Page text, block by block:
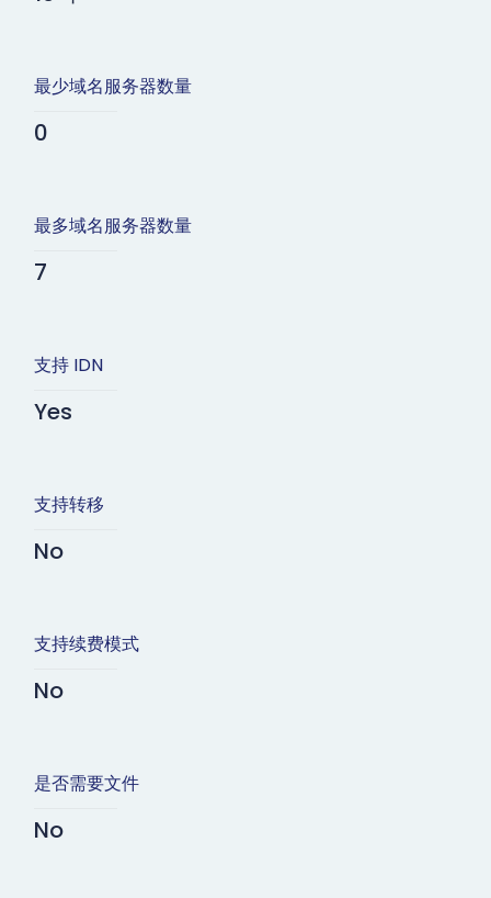
最少域名服务器数量
0
最多域名服务器数量
7
支持 IDN
Yes
支持转移
No
支持续费模式
No
是否需要文件
No